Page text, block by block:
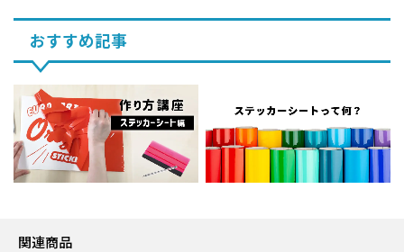
おすすめ記事
関連商品